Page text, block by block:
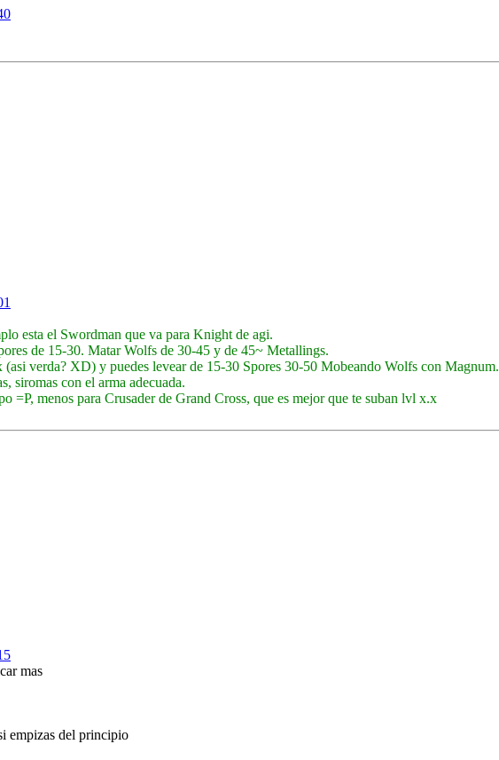
esta el Swordman que va para Knight de agi.
de 15-30. Matar Wolfs de 30-45 y de 45~ Metallings.
verda? XD) y puedes levear de 15-30 Spores 30-50 Mobeando Wolfs con Magnum.
siromas con el arma adecuada.
=P, menos para Crusader de Grand Cross, que es mejor que te suban lvl x.x
mas
empizas del principio